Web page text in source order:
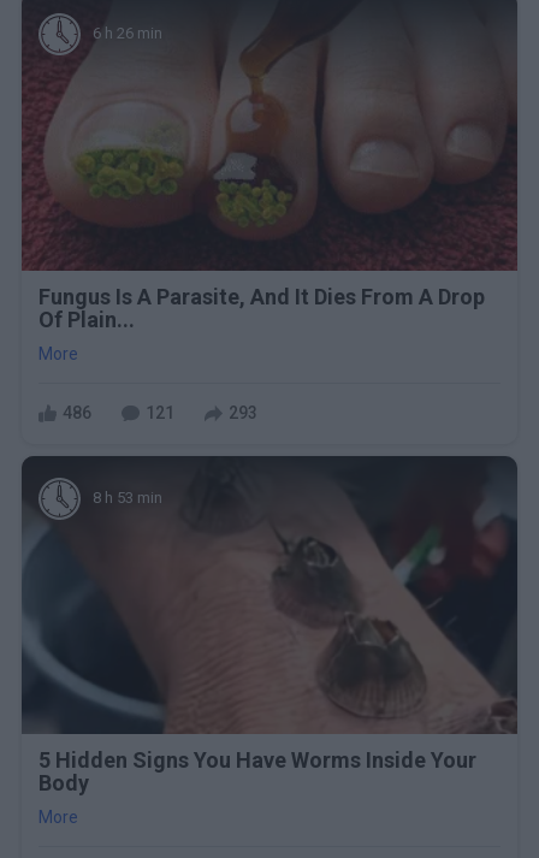
6 h 26 min
Fungus Is A Parasite, And It Dies From A Drop
Of Plain...
More
486 121 293
8 h 53 min
5 Hidden Signs You Have Worms Inside Your
Body
More